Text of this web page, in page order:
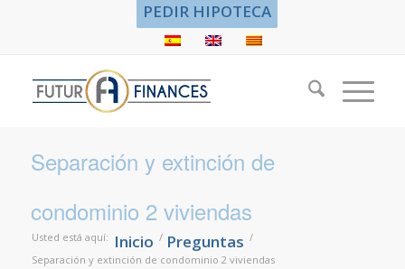
PEDIR HIPOTECA
Separación y extinción de
condominio 2 viviendas
Usted está aquí: Inicio / Preguntas /
Separación y extinción de condominio 2 viviendas